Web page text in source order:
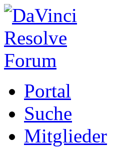
Portal
Suche
Mitglieder